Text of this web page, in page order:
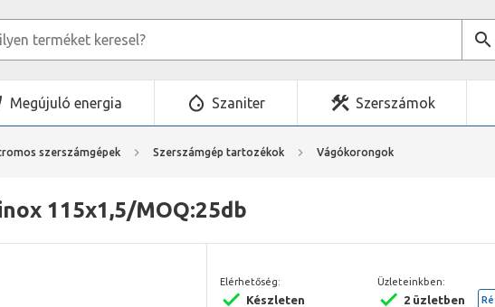
Megújuló energia Szaniter Szerszámok
szerszámgépek Szerszámgép tartozékok Vágókorongok
115x1,5/MOQ:25db
Elérhetőség:
Készleten
Üzleteinkben:
2 üzletben